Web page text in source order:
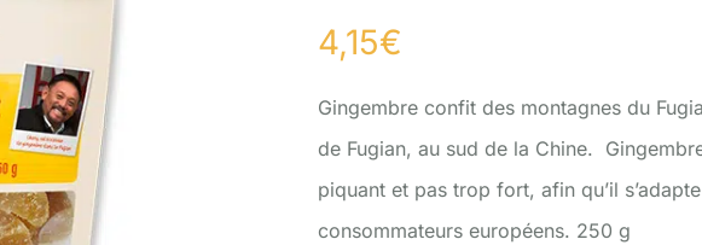
4,15€
Gingembre confit des montagnes du
de Fugian, au sud de la Chine.
piquant et pas trop fort, afin qu’il
consommateurs européens. 250 g